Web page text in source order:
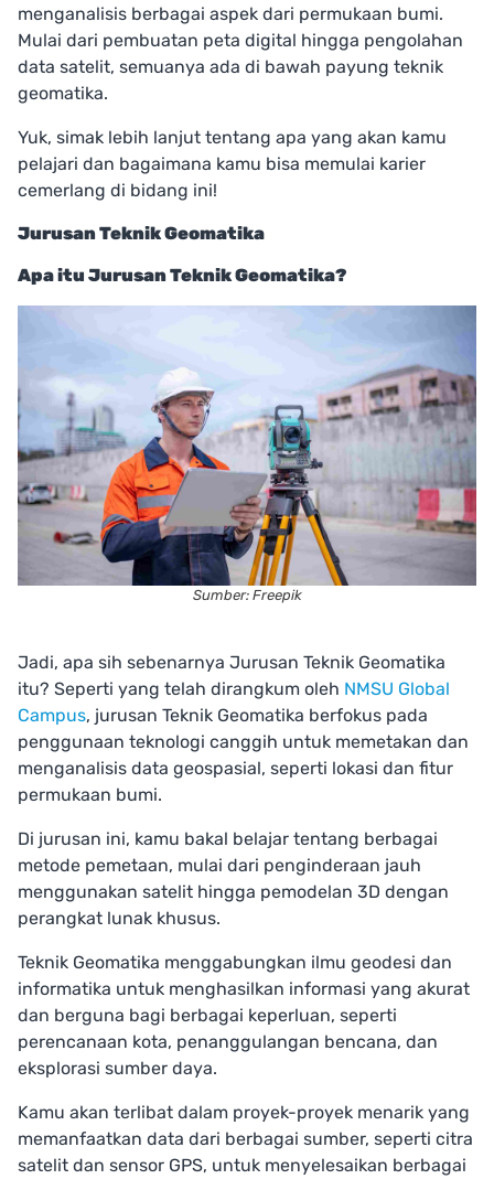
menganalisis berbagai aspek dari permukaan bumi.
Mulai dari pembuatan peta digital hingga pengolahan
data satelit, semuanya ada di bawah payung teknik
geomatika.
Yuk, simak lebih lanjut tentang apa yang akan kamu
pelajari dan bagaimana kamu bisa memulai karier
cemerlang di bidang ini!
Jurusan Teknik Geomatika
Apa itu Jurusan Teknik Geomatika?
Sumber: Freepik
Jadi, apa sih sebenarnya Jurusan Teknik Geomatika
itu? Seperti yang telah dirangkum oleh NMSU Global
Campus, jurusan Teknik Geomatika berfokus pada
penggunaan teknologi canggih untuk memetakan dan
menganalisis data geospasial, seperti lokasi dan fitur
permukaan bumi.
Di jurusan ini, kamu bakal belajar tentang berbagai
metode pemetaan, mulai dari penginderaan jauh
menggunakan satelit hingga pemodelan 3D dengan
perangkat lunak khusus.
Teknik Geomatika menggabungkan ilmu geodesi dan
informatika untuk menghasilkan informasi yang akurat
dan berguna bagi berbagai keperluan, seperti
perencanaan kota, penanggulangan bencana, dan
eksplorasi sumber daya.
Kamu akan terlibat dalam proyek-proyek menarik yang
memanfaatkan data dari berbagai sumber, seperti citra
satelit dan sensor GPS, untuk menyelesaikan berbagai